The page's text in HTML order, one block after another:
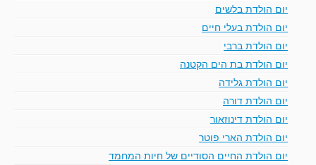
יום הולדת בלשים
יום הולדת בעלי חיים
יום הולדת ברבי
יום הולדת בת הים הקטנה
יום הולדת גלידה
יום הולדת דורה
יום הולדת דינוזאור
יום הולדת הארי פוטר
יום הולדת החיים הסודיים של חיות המחמד